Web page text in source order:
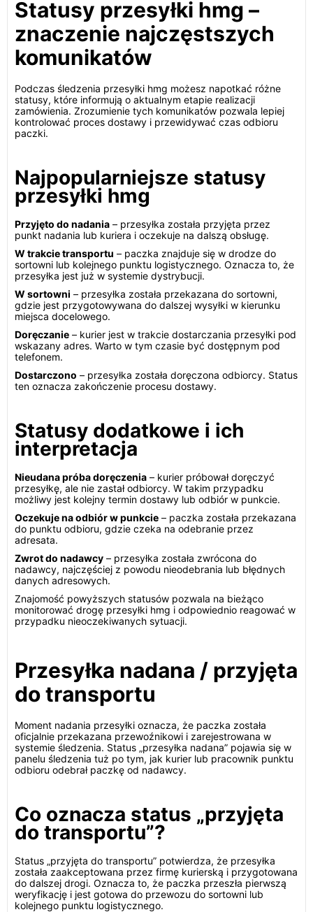
Statusy przesyłki hmg –
znaczenie najczęstszych
komunikatów
Podczas śledzenia przesyłki hmg możesz napotkać różne
statusy, które informują o aktualnym etapie realizacji
zamówienia. Zrozumienie tych komunikatów pozwala lepiej
kontrolować proces dostawy i przewidywać czas odbioru
paczki.
Najpopularniejsze statusy
przesyłki hmg
Przyjęto do nadania – przesyłka została przyjęta przez
punkt nadania lub kuriera i oczekuje na dalszą obsługę.
W trakcie transportu – paczka znajduje się w drodze do
sortowni lub kolejnego punktu logistycznego. Oznacza to, że
przesyłka jest już w systemie dystrybucji.
W sortowni – przesyłka została przekazana do sortowni,
gdzie jest przygotowywana do dalszej wysyłki w kierunku
miejsca docelowego.
Doręczanie – kurier jest w trakcie dostarczania przesyłki pod
wskazany adres. Warto w tym czasie być dostępnym pod
telefonem.
Dostarczono – przesyłka została doręczona odbiorcy. Status
ten oznacza zakończenie procesu dostawy.
Statusy dodatkowe i ich
interpretacja
Nieudana próba doręczenia – kurier próbował doręczyć
przesyłkę, ale nie zastał odbiorcy. W takim przypadku
możliwy jest kolejny termin dostawy lub odbiór w punkcie.
Oczekuje na odbiór w punkcie – paczka została przekazana
do punktu odbioru, gdzie czeka na odebranie przez
adresata.
Zwrot do nadawcy – przesyłka została zwrócona do
nadawcy, najczęściej z powodu nieodebrania lub błędnych
danych adresowych.
Znajomość powyższych statusów pozwala na bieżąco
monitorować drogę przesyłki hmg i odpowiednio reagować w
przypadku nieoczekiwanych sytuacji.
Przesyłka nadana / przyjęta
do transportu
Moment nadania przesyłki oznacza, że paczka została
oficjalnie przekazana przewoźnikowi i zarejestrowana w
systemie śledzenia. Status „przesyłka nadana” pojawia się w
panelu śledzenia tuż po tym, jak kurier lub pracownik punktu
odbioru odebrał paczkę od nadawcy.
Co oznacza status „przyjęta
do transportu”?
Status „przyjęta do transportu” potwierdza, że przesyłka
została zaakceptowana przez firmę kurierską i przygotowana
do dalszej drogi. Oznacza to, że paczka przeszła pierwszą
weryfikację i jest gotowa do przewozu do sortowni lub
kolejnego punktu logistycznego.